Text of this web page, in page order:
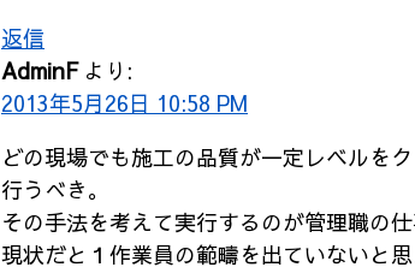
返信
AdminF より:
2013年5月26日 10:58 PM
どの現場でも施工の品質が一定レベルを
行うべき。
その手法を考えて実行するのが管理職の仕
現状だと１作業員の範疇を出ていないと思